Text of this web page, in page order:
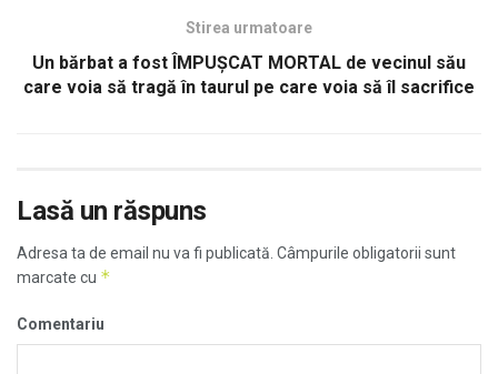
Stirea urmatoare
Un bărbat a fost ÎMPUȘCAT MORTAL de vecinul său
care voia să tragă în taurul pe care voia să îl sacrifice
Lasă un răspuns
Adresa ta de email nu va fi publicată. Câmpurile obligatorii sunt
marcate cu *
Comentariu